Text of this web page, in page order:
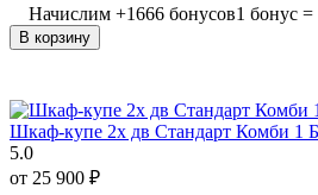
Начислим +1666 бонусов1 бонус =
В корзину
Шкаф-купе 2х дв Стандарт Комби 1
5.0
от 25 900 ₽